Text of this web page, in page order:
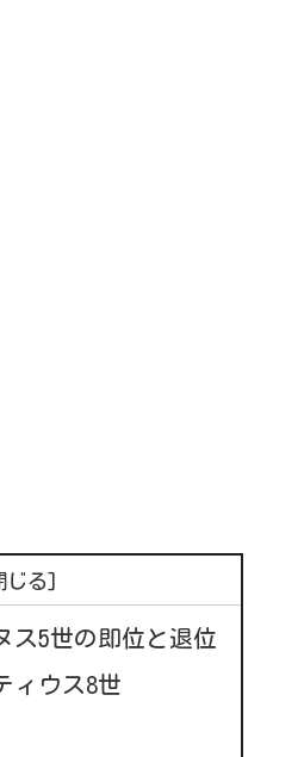
ス5世の即位と退位
ィウス8世